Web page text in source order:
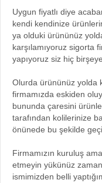
Uygun fiyatlı diye
kendi kendinize
ya olduki ürününüz
karşılamıyoruz sigorta
yapıyoruz siz hiç
Olurda ürününüz yolda
firmamızda eskiden
bununda çaresini
tarafından kolilerinize
önünede bu şekilde
Firmamızın kuruluş
etmeyin yükünüz
ismimizden belli